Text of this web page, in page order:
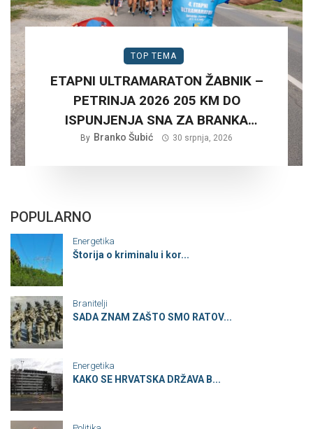
TOP TEMA
ETAPNI ULTRAMARATON ŽABNIK –
PETRINJA 2026 205 KM DO
ISPUNJENJA SNA ZA BRANKA
ŠUBIĆA…
By Branko Šubić 30 srpnja, 2026
POPULARNO
Energetika
Štorija o kriminalu i kor...
Branitelji
SADA ZNAM ZAŠTO SMO RATOV...
Energetika
KAKO SE HRVATSKA DRŽAVA B...